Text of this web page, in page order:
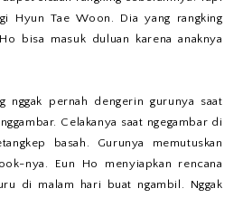
Hyun Tae Woon. Dia yang rangking
bisa masuk duluan karena anaknya
nggak pernah dengerin gurunya saat
Celakanya saat ngegambar di
basah. Gurunya memutuskan
nya. Eun Ho menyiapkan rencana
di malam hari buat ngambil. Nggak